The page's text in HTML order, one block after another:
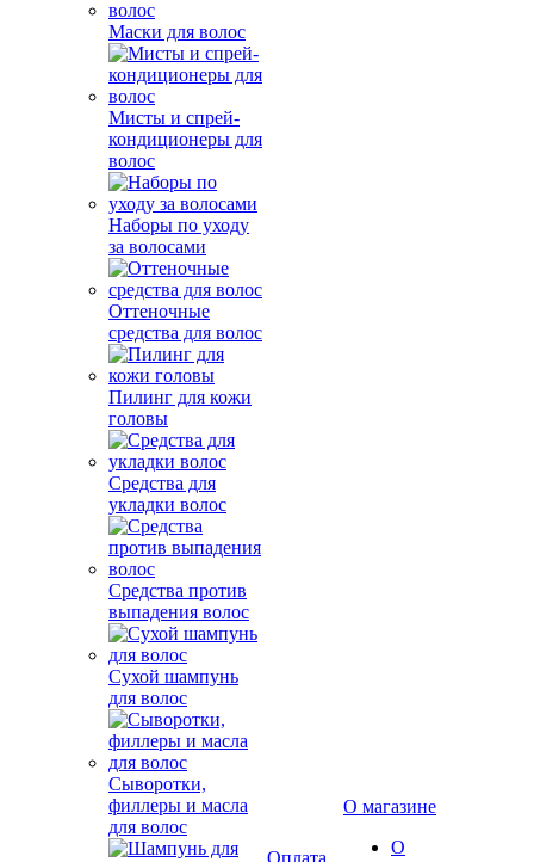
Маски для волос
Мисты и спрей-
кондиционеры для
волос
Наборы по уходу
за волосами
Оттеночные
средства для волос
Пилинг для кожи
головы
Средства для
укладки волос
Средства против
выпадения волос
Сухой шампунь
для волос
Сыворотки,
филлеры и масла
для волос
Оплата
О магазине
О